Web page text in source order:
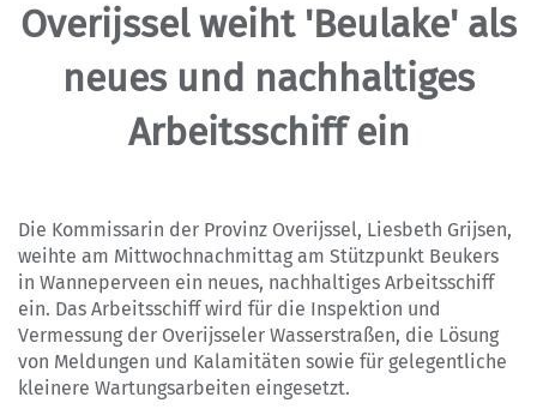
Overijssel weiht 'Beulake' als
neues und nachhaltiges
Arbeitsschiff ein
Die Kommissarin der Provinz Overijssel, Liesbeth Grijsen,
weihte am Mittwochnachmittag am Stützpunkt Beukers
in Wanneperveen ein neues, nachhaltiges Arbeitsschiff
ein. Das Arbeitsschiff wird für die Inspektion und
Vermessung der Overijsseler Wasserstraßen, die Lösung
von Meldungen und Kalamitäten sowie für gelegentliche
kleinere Wartungsarbeiten eingesetzt.